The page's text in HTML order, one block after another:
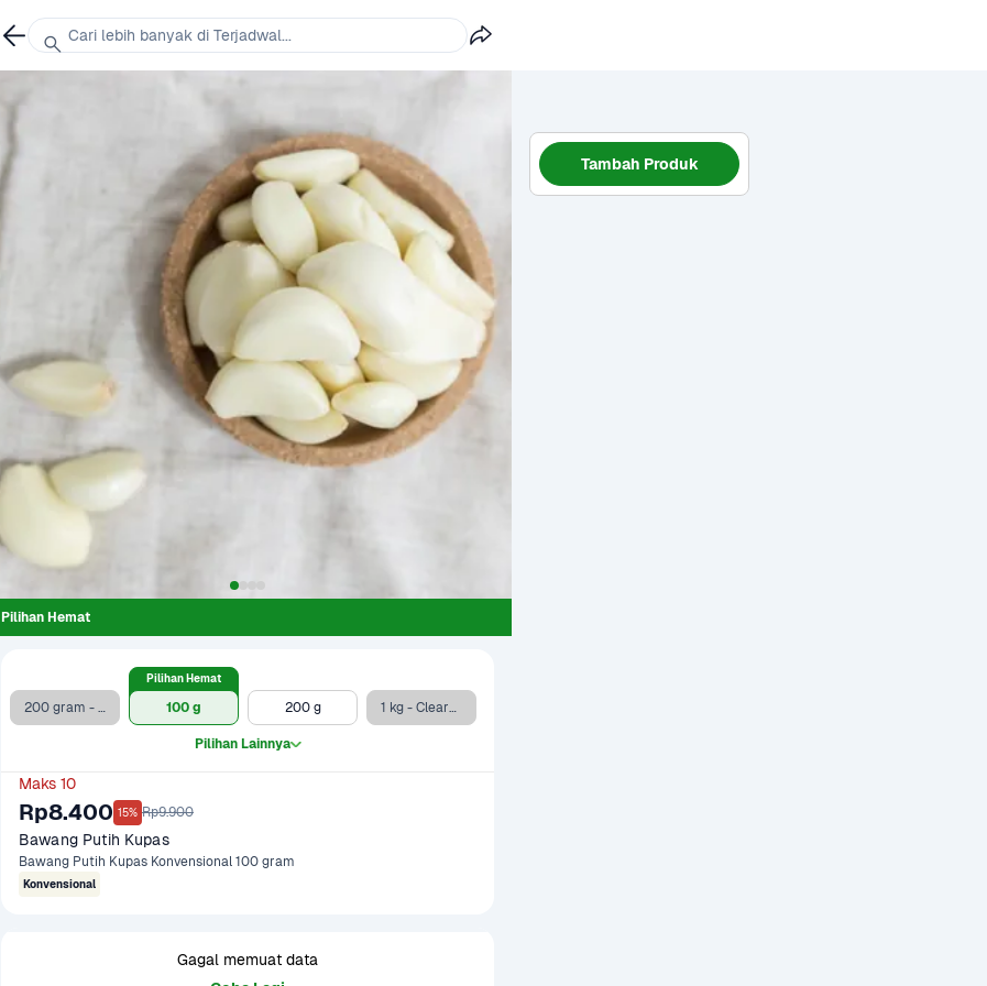
Pilihan Hemat
200 gram - Clearance Sale 100 g
Pilihan Hemat
200 g 1 kg - Clearance Sale
Pilihan Lainnya
Maks 10
Rp8.400 15% Rp9.900
Bawang Putih Kupas
Bawang Putih Kupas Konvensional 100 gram
Konvensional
Gagal memuat data
Tambah Produk
Cari lebih banyak di Terjadwal...